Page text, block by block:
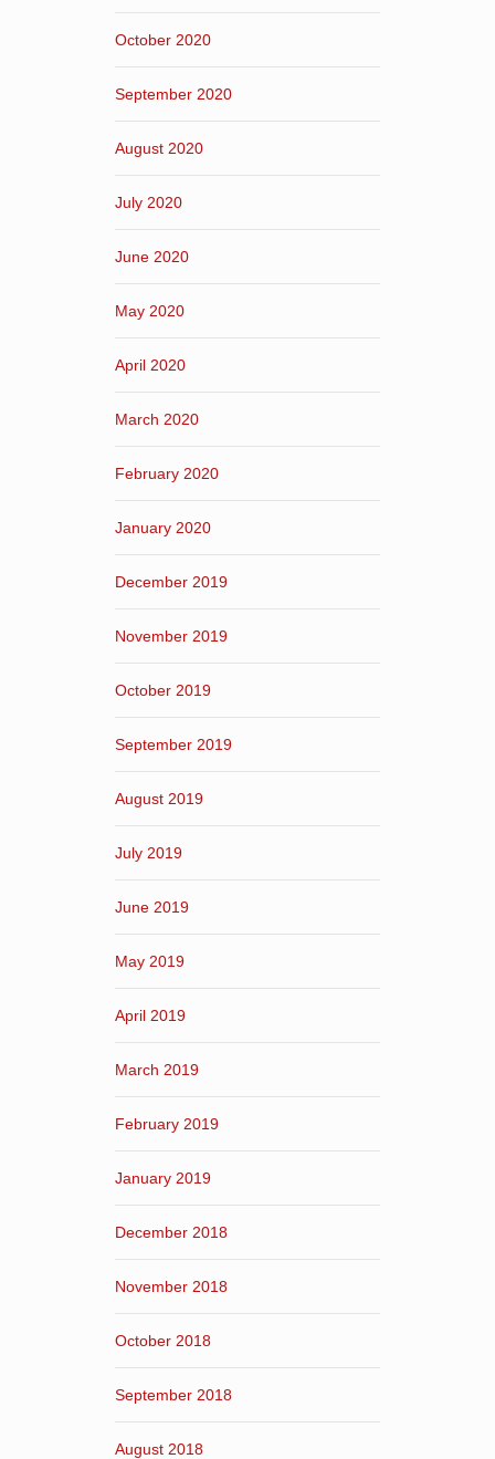
October 2020
September 2020
August 2020
July 2020
June 2020
May 2020
April 2020
March 2020
February 2020
January 2020
December 2019
November 2019
October 2019
September 2019
August 2019
July 2019
June 2019
May 2019
April 2019
March 2019
February 2019
January 2019
December 2018
November 2018
October 2018
September 2018
August 2018